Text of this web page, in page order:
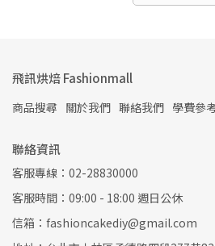
飛訊烘焙 Fashionmall
商品搜尋 關於我們 聯絡我們 學費參
聯絡資訊
客服專線：02-28830000
客服時間：09:00 - 18:00 週日公休
信箱：fashioncakediy@gmail.com